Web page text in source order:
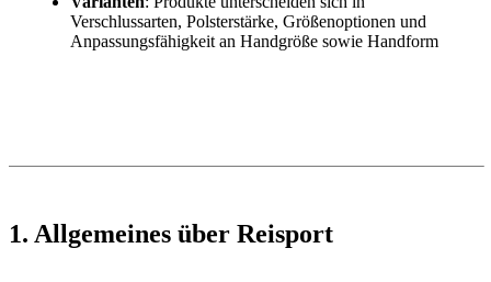
Verschlussarten, Polsterstärke, Größenoptionen und
Anpassungsfähigkeit an Handgröße sowie Handform
1. Allgemeines über Reisport